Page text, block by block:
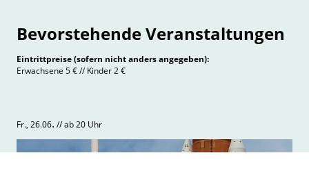
Bevorstehende Veranstaltungen
Eintrittpreise (sofern nicht anders angegeben):
Erwachsene 5 € // Kinder 2 €
Fr., 26.06. // ab 20 Uhr